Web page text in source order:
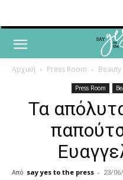
Αρχική Press Room
Press Room
Τα
Από say yes to the press - 23/